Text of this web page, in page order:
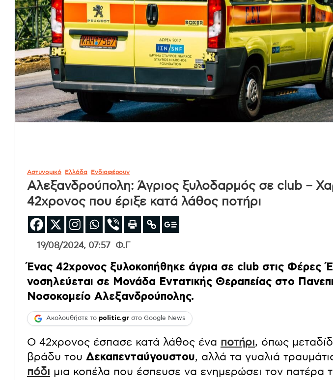
Αστυνομικό Ελλάδα Ενδιαφέρουν
Αλεξανδρούπολη: Άγριος ξυλοδαρμός σε club –
42χρονος που έριξε κατά λάθος ποτήρι
19/08/2024, 07:57 Φ.Γ
Ένας 42χρονος ξυλοκοπήθηκε άγρια σε club στις Φέρες
νοσηλεύεται σε Μονάδα Εντατικής Θεραπείας στο
Νοσοκομείο Αλεξανδρούπολης.
Ακολουθήστε το politic.gr στο Google News
Ο 42χρονος έσπασε κατά λάθος ένα ποτήρι, όπως
βράδυ του Δεκαπενταύγουστου, αλλά τα γυαλιά
πόδι μια κοπέλα που έσπευσε να ενημερώσει τον πατέρα